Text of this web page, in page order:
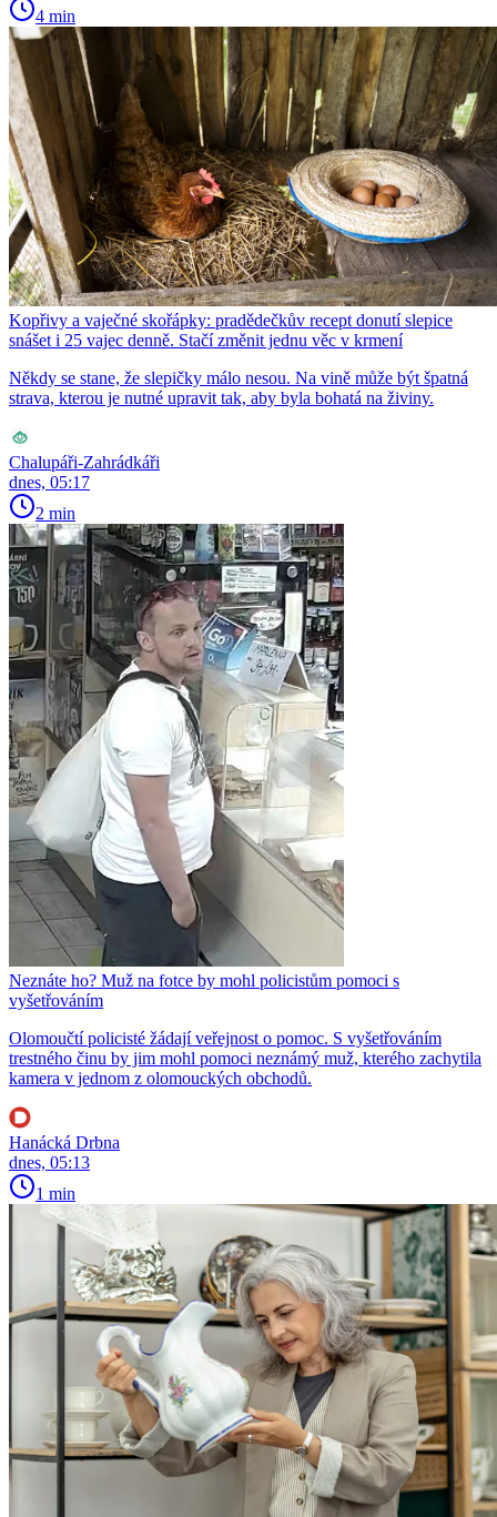
4 min
Kopřivy a vaječné skořápky: pradědečkův recept donutí slepice
snášet i 25 vajec denně. Stačí změnit jednu věc v krmení
Někdy se stane, že slepičky málo nesou. Na vině může být špatná
strava, kterou je nutné upravit tak, aby byla bohatá na živiny.
Chalupáři-Zahrádkáři
dnes, 05:17
2 min
Neznáte ho? Muž na fotce by mohl policistům pomoci s
vyšetřováním
Olomoučtí policisté žádají veřejnost o pomoc. S vyšetřováním
trestného činu by jim mohl pomoci neznámý muž, kterého zachytila
kamera v jednom z olomouckých obchodů.
Hanácká Drbna
dnes, 05:13
1 min